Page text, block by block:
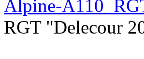
Alpine-
RGT "Delecour